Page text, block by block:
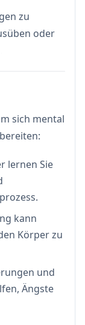
zu
oder
sich mental
lernen Sie
kann
Körper zu
und
Ängste